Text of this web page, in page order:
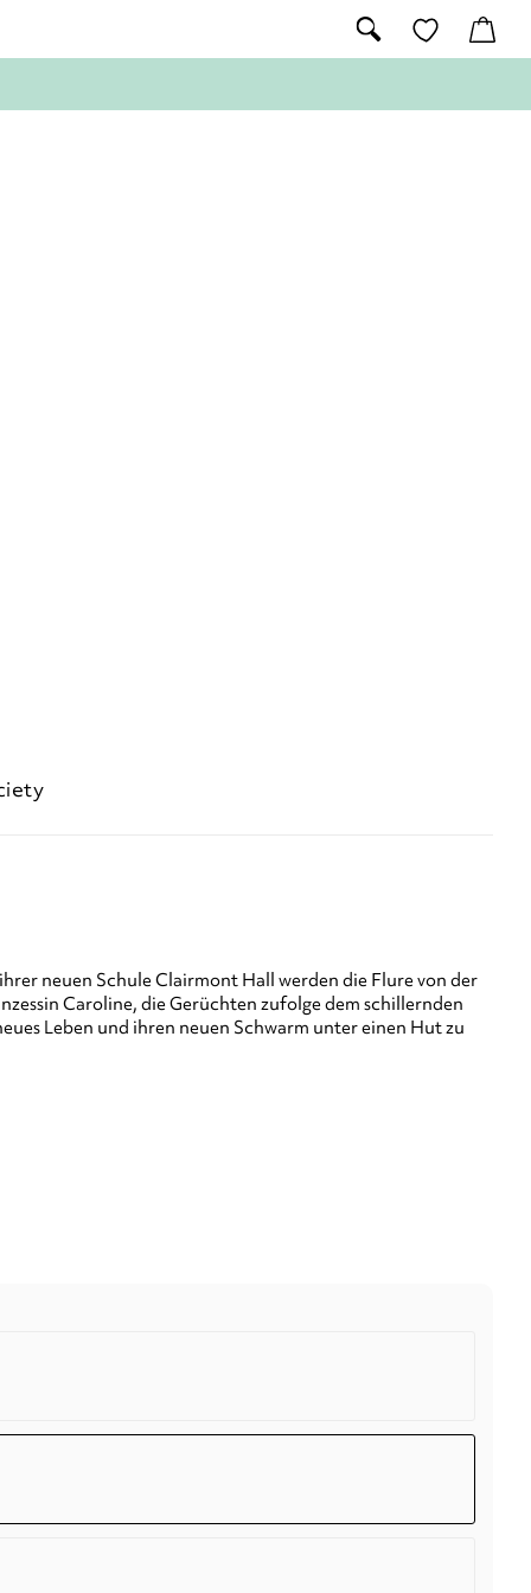
neuen Schule Clairmont Hall werden die Flure von der
Caroline, die Gerüchten zufolge dem schillernden
Leben und ihren neuen Schwarm unter einen Hut zu